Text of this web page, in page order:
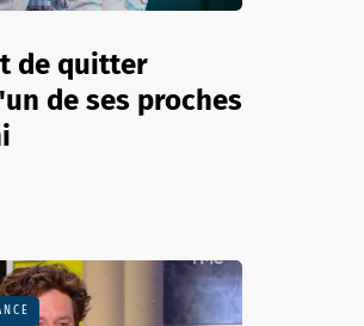
de quitter
de ses proches